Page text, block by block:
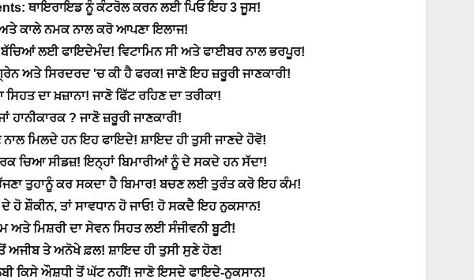
ਥਾਇਰਾਇਡ ਨੂੰ ਕੰਟਰੋਲ ਕਰਨ ਲਈ ਪਿਓ ਇਹ 3 ਜੂਸ!
ਕਾਲੇ ਨਮਕ ਨਾਲ ਕਰੋ ਆਪਣਾ ਇਲਾਜ!
ਲਈ ਫਾਇਦੇਮੰਦ! ਵਿਟਾਮਿਨ ਸੀ ਅਤੇ ਫਾਈਬਰ ਨਾਲ ਭਰਪੂਰ!
ਅਤੇ ਸਿਰਦਰਦ 'ਚ ਕੀ ਹੈ ਫਰਕ! ਜਾਣੋ ਇਹ ਜ਼ਰੂਰੀ ਜਾਣਕਾਰੀ!
ਦਾ ਖ਼ਜ਼ਾਨਾ! ਜਾਣੋ ਫਿੱਟ ਰਹਿਣ ਦਾ ਤਰੀਕਾ!
? ਜਾਣੋ ਜ਼ਰੂਰੀ ਜਾਣਕਾਰੀ!
ਮਿਲਦੇ ਹਨ ਇਹ ਫਾਇਦੇ! ਸ਼ਾਇਦ ਹੀ ਤੁਸੀ ਜਾਣਦੇ ਹੋਵੋ!
ਚਿਆ ਸੀਡਜ਼! ਇਨ੍ਹਾਂ ਬਿਮਾਰੀਆਂ ਨੂੰ ਦੇ ਸਕਦੇ ਹਨ ਸੱਦਾ!
ਤੁਹਾਨੂੰ ਕਰ ਸਕਦਾ ਹੈ ਬਿਮਾਰ! ਬਚਣ ਲਈ ਤੁਰੰਤ ਕਰੋ ਇਹ ਕੰਮ!
ਦੇ ਹੋ ਸ਼ੌਕੀਨ, ਤਾਂ ਸਾਵਧਾਨ ਹੋ ਜਾਓ! ਹੋ ਸਕਦੈ ਇਹ ਨੁਕਸਾਨ!
ਅਤੇ ਮਿਸ਼ਰੀ ਦਾ ਸੇਵਨ ਸਿਹਤ ਲਈ ਸੰਜੀਵਨੀ ਬੂਟੀ!
ਅਜੀਬ ਤੇ ਅਨੋਖੇ ਫ਼ਲ! ਸ਼ਾਇਦ ਹੀ ਤੁਸੀ ਸੁਣੇ ਹੋਣ!
ਕਿਸੇ ਔਸ਼ਧੀ ਤੋਂ ਘੱਟ ਨਹੀਂ! ਜਾਣੋ ਇਸਦੇ ਫਾਇਦੇ-ਨੁਕਸਾਨ!